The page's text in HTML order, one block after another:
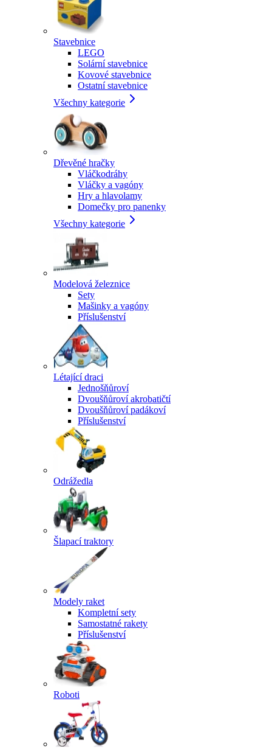
Stavebnice
LEGO
Solární stavebnice
Kovové stavebnice
Ostatní stavebnice
Všechny kategorie
Dřevěné hračky
Vláčkodráhy
Vláčky a vagóny
Hry a hlavolamy
Domečky pro panenky
Všechny kategorie
Modelová železnice
Sety
Mašinky a vagóny
Příslušenství
Létající draci
Jednošňůroví
Dvoušňůroví akrobatičtí
Dvoušňůroví padákoví
Příslušenství
Odrážedla
Šlapací traktory
Modely raket
Kompletní sety
Samostatné rakety
Příslušenství
Roboti